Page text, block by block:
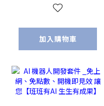
加入購物車